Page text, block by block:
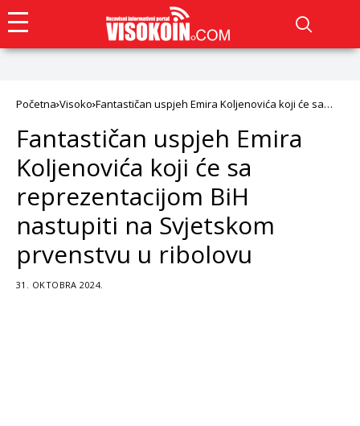
Početna Visoko Fantastičan uspjeh Emira Koljenovića koji će sa
prvenstvu u ribolovu
Fantastičan uspjeh Emira
Koljenovića koji će sa
reprezentacijom BiH
nastupiti na Svjetskom
prvenstvu u ribolovu
31. OKTOBRA 2024.